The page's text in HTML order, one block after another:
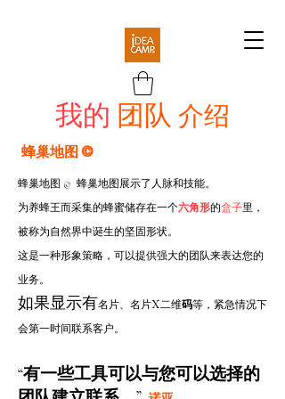
我的 团队 介绍
蜂巢地图 ©️
蜂巢地图 © ︎ 蜂巢地图展示了人脉和技能。
为养蜂王而采集的蜂蜜储存在一个六角形的盒子里，
被称为自然界中诞生的坚固形状。
这是一种形象策略，可以提供强大的团队来表达您的
业务。
​如果显示有名片、名片x二维码等，紧急情况下
会第一时间联系客户。
“有一些工具可以与您可以选择的